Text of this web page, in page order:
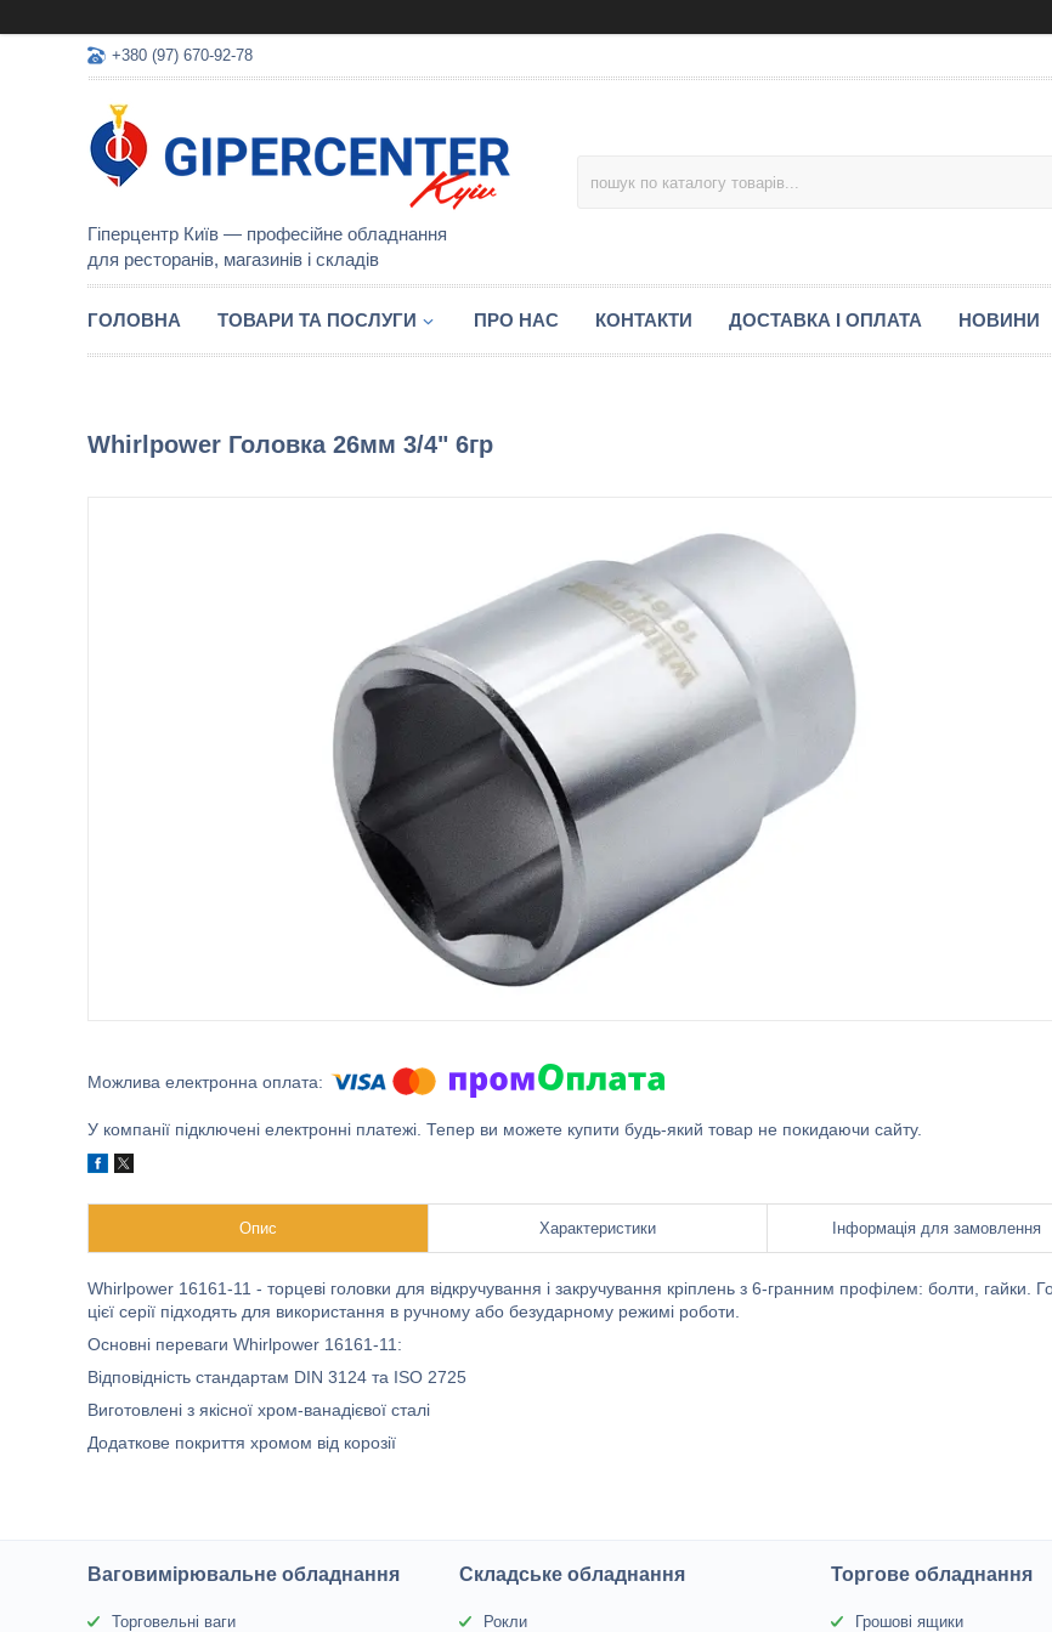
+380 (97) 670-92-78
Гіперцентр Київ — професійне обладнання
для ресторанів, магазинів і складів
ГОЛОВНА ТОВАРИ ТА ПОСЛУГИ ПРО НАС КОНТАКТИ ДОСТАВКА І ОПЛАТА НОВИНИ
Whirlpower Головка 26мм 3/4" 6гр
У компанії підключені електронні платежі. Тепер ви можете купити будь-який товар не покидаючи сайту.
Опис Характеристики Інформація для замовлення
Whirlpower 16161-11 - торцеві головки для відкручування і закручування кріплень з 6-гранним профілем: болти, гайки.
цієї серії підходять для використання в ручному або безударному режимі роботи.
Основні переваги Whirlpower 16161-11:
Відповідність стандартам DIN 3124 та ISO 2725
Виготовлені з якісної хром-ванадієвої сталі
Додаткове покриття хромом від корозії
Ваговимірювальне обладнання
Торговельні ваги
Складське обладнання
Рокли
Торгове обладнання
Грошові ящики